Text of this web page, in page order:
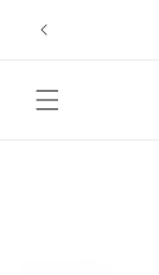
directamente